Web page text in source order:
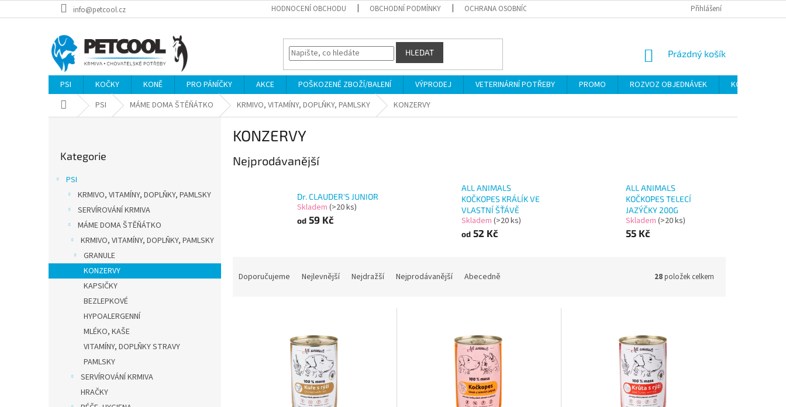
na
info@petcool.cz HODNOCENÍ OBCHODU OBCHODNÍ PODMÍNKY OCHRANA OSOBNÍCH ÚDAJŮ Přihlášení
HLEDAT
NÁKUPNÍ
Prázdný košík
PSI KOČKY KONĚ PRO PÁNÍČKY AKCE POŠKOZENÉ ZBOŽÍ/BALENÍ VÝPRODEJ VETERINÁRNÍ POTŘEBY PROMO ROZVOZ OBJEDNÁVEK
KONTAKTY
Domů PSI MÁME DOMA ŠTĚŇÁTKO KRMIVO, VITAMÍNY, DOPLŇKY, PAMLSKY KONZERVY
n
e
kategorie
Kategorie
PSI
KRMIVO, VITAMÍNY, DOPLŇKY, PAMLSKY
SERVÍROVÁNÍ KRMIVA
MÁME DOMA ŠTĚŇÁTKO
KRMIVO, VITAMÍNY, DOPLŇKY, PAMLSKY
GRANULE
KONZERVY
KAPSIČKY
BEZLEPKOVÉ
HYPOALERGENNÍ
MLÉKO, KAŠE
VITAMÍNY, DOPLŇKY STRAVY
PAMLSKY
SERVÍROVÁNÍ KRMIVA
HRAČKY
KONZERVY
Nejprodávanější
Dr. CLAUDER'S JUNIOR
Skladem (>20 ks)
od 59 Kč
ALL ANIMALS
KOČKOPES KRÁLÍK VE
VLASTNÍ ŠŤÁVĚ
Skladem (>20 ks)
od52 Kč
ALL ANIMALS
KOČKOPES TELECÍ
JAZÝČKY 200G
Skladem (>20 ks)
55 Kč
Doporučujeme Nejlevnější Nejdražší Nejprodávanější Abecedně 28položek celkem